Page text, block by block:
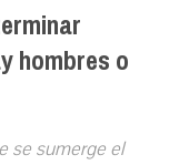
hombres o
se sumerge el